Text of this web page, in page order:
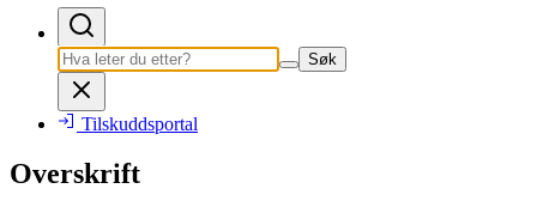
Søk
Tilskuddsportal
Overskrift